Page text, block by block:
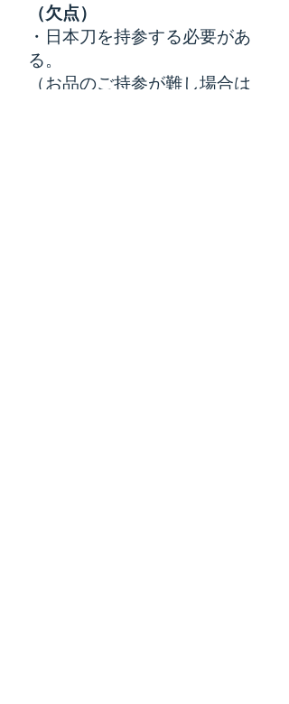
（欠点）
・日本刀を持参する必要があ
る。
（お品のご持参が難し場合は